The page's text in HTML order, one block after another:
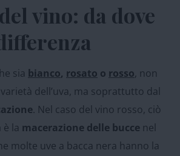
vino: da dove
sia bianco, rosato o rosso, non
dell’uva, ma soprattutto dal
. Nel caso del vino rosso, ciò
la macerazione delle bucce nel
molte uve a bacca nera hanno la